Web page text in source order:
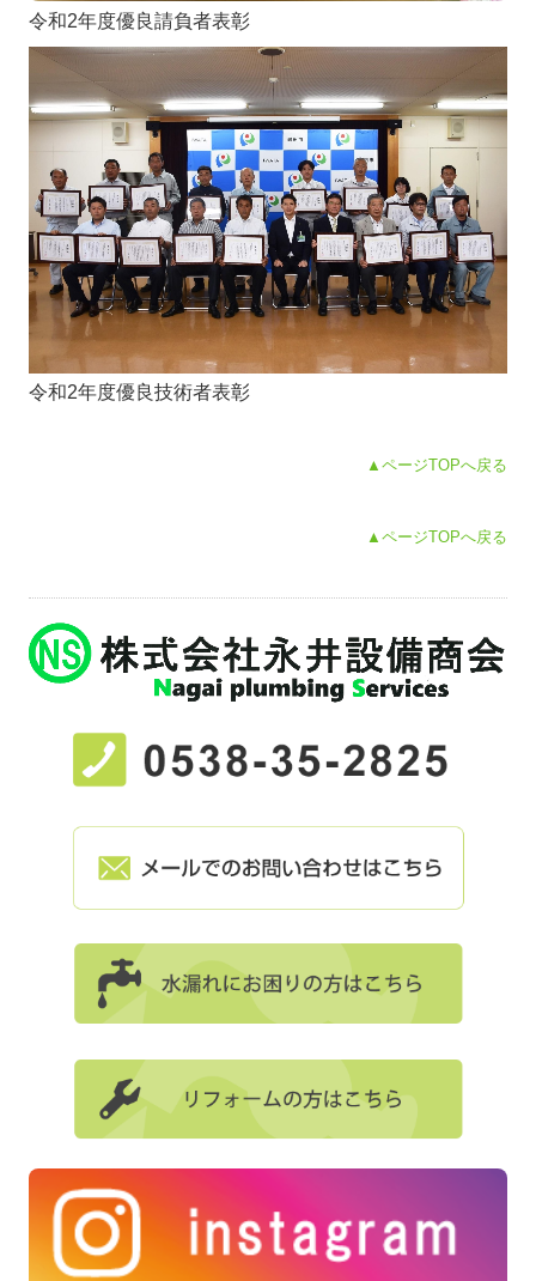
令和2年度優良請負者表彰
令和2年度優良技術者表彰
▲ページTOPへ戻る
▲ページTOPへ戻る